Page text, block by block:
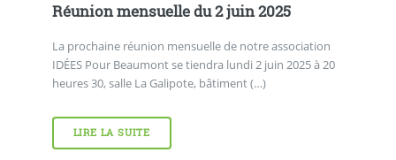
Réunion mensuelle du 2 juin 2025
La prochaine réunion mensuelle de notre association
IDÉES Pour Beaumont se tiendra lundi 2 juin 2025 à 20
heures 30, salle La Galipote, bâtiment (…)
LIRE LA SUITE